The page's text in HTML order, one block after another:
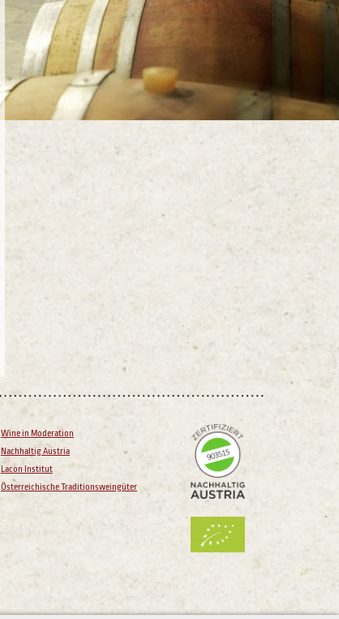
Wine in Moderation
Nachhaltig Austria
Lacon Institut
Österreichische Traditionsweingüter